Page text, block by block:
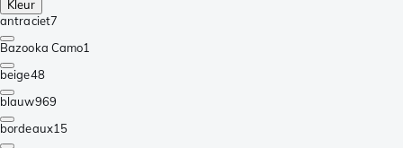
Kleur
antraciet7
Bazooka Camo1
beige48
blauw969
bordeaux15